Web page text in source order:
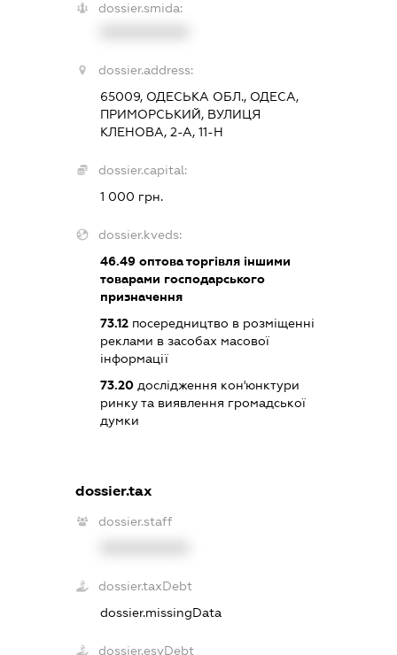
dossier.smida:
dossier.address:
65009, ОДЕСЬКА ОБЛ., ОДЕСА,
ПРИМОРСЬКИЙ, ВУЛИЦЯ
КЛЕНОВА, 2-А, 11-Н
dossier.capital:
1 000 грн.
dossier.kveds:
46.49оптова торгівля іншими
товарами господарського
призначення
73.12посередництво в розміщенні
реклами в засобах масової
інформації
73.20дослідження кон'юнктури
ринку та виявлення громадської
думки
dossier.tax
dossier.staff
dossier.taxDebt
dossier.missingData
dossier.esvDebt